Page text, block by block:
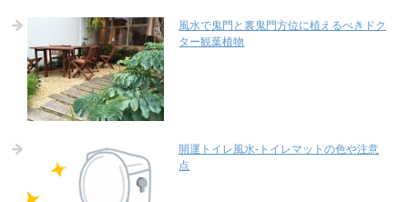
風水で鬼門と裏鬼門方位に植えるべきドク
ター観葉植物
開運トイレ風水-トイレマットの色や注意
点